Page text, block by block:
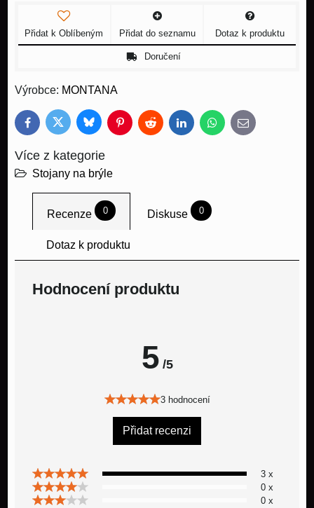
Přidat k Oblíbeným Přidat do seznamu Dotaz k produktu
Doručení
Výrobce: MONTANA
FacebookTwitter BlueskyPinterestReddit LinkedInWhatsApp
E-
mail
Více z kategorie
Stojany na brýle
Recenze 0 Diskuse 0
Dotaz k produktu
Hodnocení produktu
5 /5
3 hodnocení
Přidat recenzi
3 x
0 x
0 x